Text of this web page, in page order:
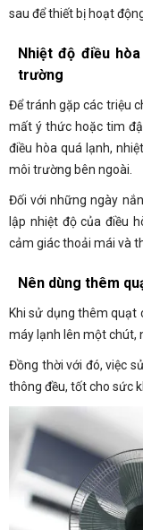
sau để thiết bị hoạt
Nhiệt độ điều
trường
Để tránh gặp các triệu
mất ý thức hoặc tim
điều hòa quá lạnh,
môi trường bên ngoài.
Đối với những ngày
lập nhiệt độ của điều
cảm giác thoải mái và
Nên dùng thêm
Khi sử dụng thêm quạt
máy lạnh lên một chút,
Đồng thời với đó, việc
thông đều, tốt cho sức